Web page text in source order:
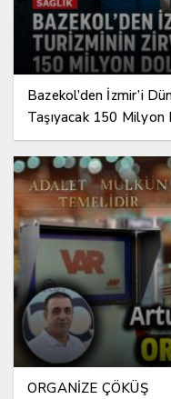
Bazekol’den İzmir’i
Taşıyacak 150
ORGANİZE ÇÖKÜŞ